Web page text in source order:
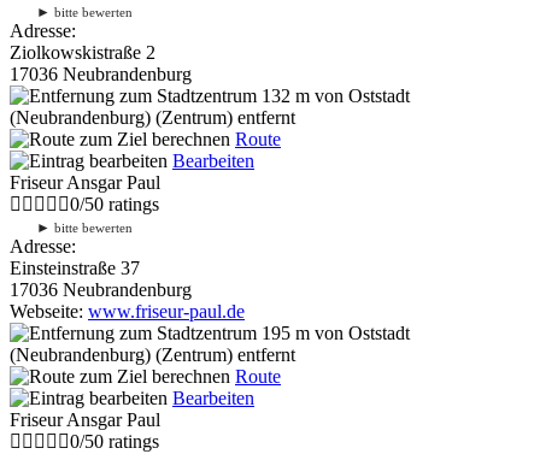
► bitte bewerten
Adresse:
Ziolkowskistraße 2
17036 Neubrandenburg
132 m von Oststadt
(Neubrandenburg) (Zentrum) entfernt
Route
Bearbeiten
Friseur Ansgar Paul
0/50 ratings
► bitte bewerten
Adresse:
Einsteinstraße 37
17036 Neubrandenburg
Webseite: www.friseur-paul.de
195 m von Oststadt
(Neubrandenburg) (Zentrum) entfernt
Route
Bearbeiten
Friseur Ansgar Paul
0/50 ratings